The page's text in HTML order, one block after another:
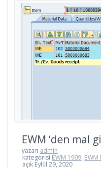
EWM ‘den mal
yazarı admin
kategorisi EWM 1909,
açık Eylül 29, 2020